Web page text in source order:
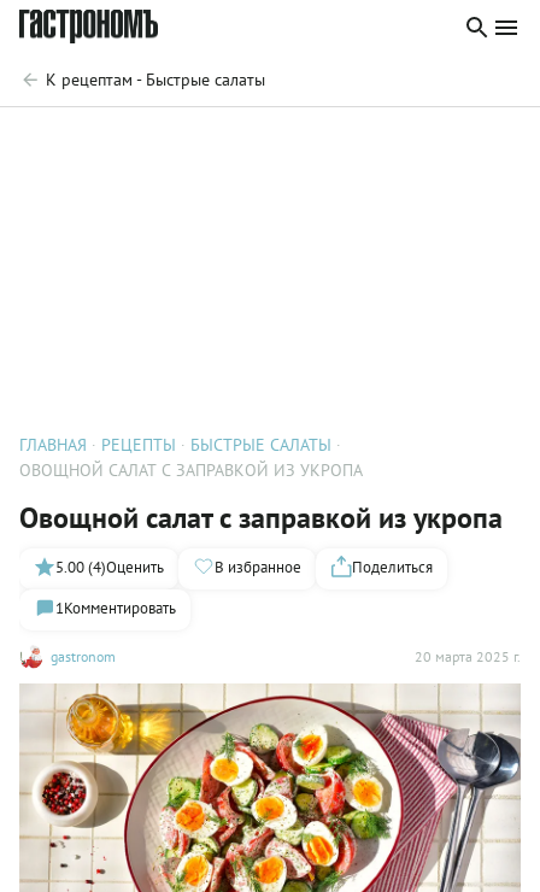
К рецептам - Быстрые салаты
ГЛАВНАЯ РЕЦЕПТЫ
БЫСТРЫЕ САЛАТЫ
ОВОЩНОЙ САЛАТ С ЗАПРАВКОЙ ИЗ УКРОПА
Овощной салат с заправкой из укропа
gastronom 20 марта 2025 г.
5.00 (4)Оценить В избранное
Поделиться
1Комментировать